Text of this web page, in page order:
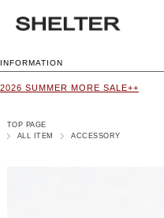
INFORMATION
2026 SUMMER MORE SALE++
TOP PAGE
ALL ITEM
ACCESSORY